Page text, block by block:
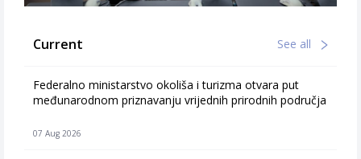
Current See all
Federalno ministarstvo okoliša i turizma otvara put
međunarodnom priznavanju vrijednih prirodnih područja
07 Aug 2026